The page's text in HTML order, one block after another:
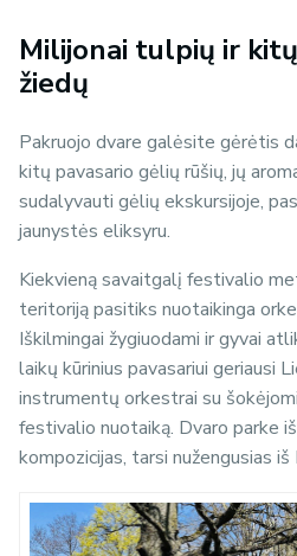
Milijonai tulpių ir
žiedų
Pakruojo dvare galėsite gėrėtis
kitų pavasario gėlių rūšių, jų
sudalyvauti gėlių ekskursijoje,
jaunystės eliksyru.
Kiekvieną savaitgalį festivalio
teritoriją pasitiks nuotaikinga
Iškilmingai žygiuodami ir gyvai
laikų kūrinius pavasariui geriausi
instrumentų orkestrai su
festivalio nuotaiką. Dvaro parke
kompozicijas, tarsi nužengusias